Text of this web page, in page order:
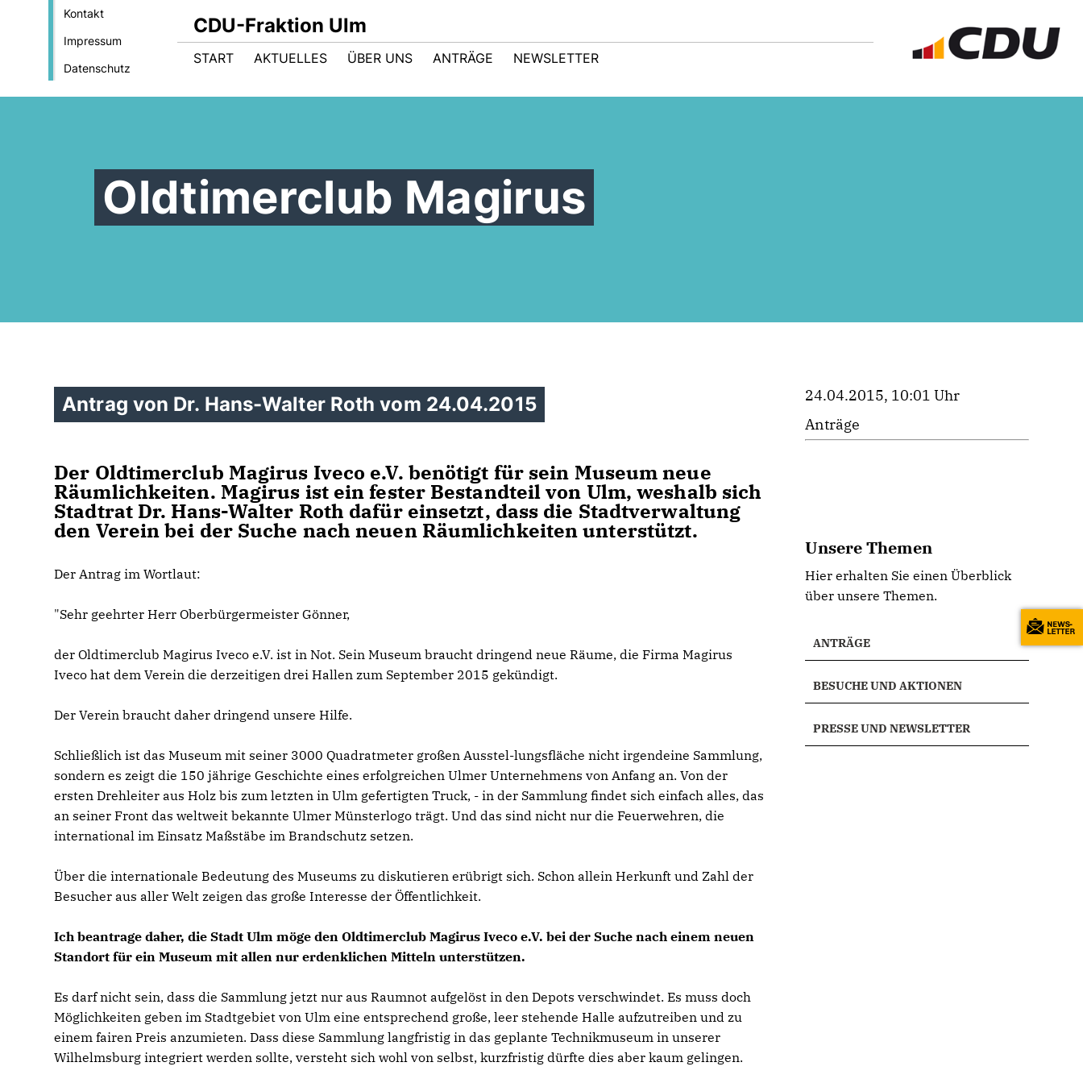
Kontakt
Impressum
Datenschutz
CDU-Fraktion Ulm
START AKTUELLES ÜBER UNS ANTRÄGE NEWSLETTER
Oldtimerclub Magirus
Antrag von Dr. Hans-Walter Roth vom 24.04.2015
Der Oldtimerclub Magirus Iveco e.V. benötigt für sein Museum neue
Räumlichkeiten. Magirus ist ein fester Bestandteil von Ulm, weshalb sich
Stadtrat Dr. Hans-Walter Roth dafür einsetzt, dass die Stadtverwaltung
den Verein bei der Suche nach neuen Räumlichkeiten unterstützt.
Der Antrag im Wortlaut:
"Sehr geehrter Herr Oberbürgermeister Gönner,
der Oldtimerclub Magirus Iveco e.V. ist in Not. Sein Museum braucht dringend neue Räume, die Firma Magirus
Iveco hat dem Verein die derzeitigen drei Hallen zum September 2015 gekündigt.
Der Verein braucht daher dringend unsere Hilfe.
Schließlich ist das Museum mit seiner 3000 Quadratmeter großen Ausstel-lungsfläche nicht irgendeine Sammlung,
sondern es zeigt die 150 jährige Geschichte eines erfolgreichen Ulmer Unternehmens von Anfang an. Von der
ersten Drehleiter aus Holz bis zum letzten in Ulm gefertigten Truck, - in der Sammlung findet sich einfach alles, das
an seiner Front das weltweit bekannte Ulmer Münsterlogo trägt. Und das sind nicht nur die Feuerwehren, die
international im Einsatz Maßstäbe im Brandschutz setzen.
Über die internationale Bedeutung des Museums zu diskutieren erübrigt sich. Schon allein Herkunft und Zahl der
Besucher aus aller Welt zeigen das große Interesse der Öffentlichkeit.
Ich beantrage daher, die Stadt Ulm möge den Oldtimerclub Magirus Iveco e.V. bei der Suche nach einem neuen
Standort für ein Museum mit allen nur erdenklichen Mitteln unterstützen.
Es darf nicht sein, dass die Sammlung jetzt nur aus Raumnot aufgelöst in den Depots verschwindet. Es muss doch
Möglichkeiten geben im Stadtgebiet von Ulm eine entsprechend große, leer stehende Halle aufzutreiben und zu
einem fairen Preis anzumieten. Dass diese Sammlung langfristig in das geplante Technikmuseum in unserer
Wilhelmsburg integriert werden sollte, versteht sich wohl von selbst, kurzfristig dürfte dies aber kaum gelingen.
24.04.2015, 10:01 Uhr
Anträge
Unsere Themen
Hier erhalten Sie einen Überblick
über unsere Themen.
ANTRÄGE
BESUCHE UND AKTIONEN
PRESSE UND NEWSLETTER